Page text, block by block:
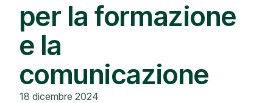
per la formazione
e la
comunicazione
18 dicembre 2024